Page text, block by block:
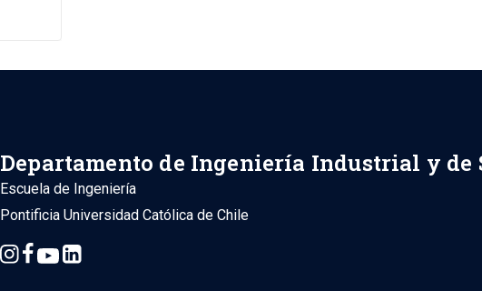
Departamento de Ingeniería Industrial y de
Escuela de Ingeniería
Pontificia Universidad Católica de Chile